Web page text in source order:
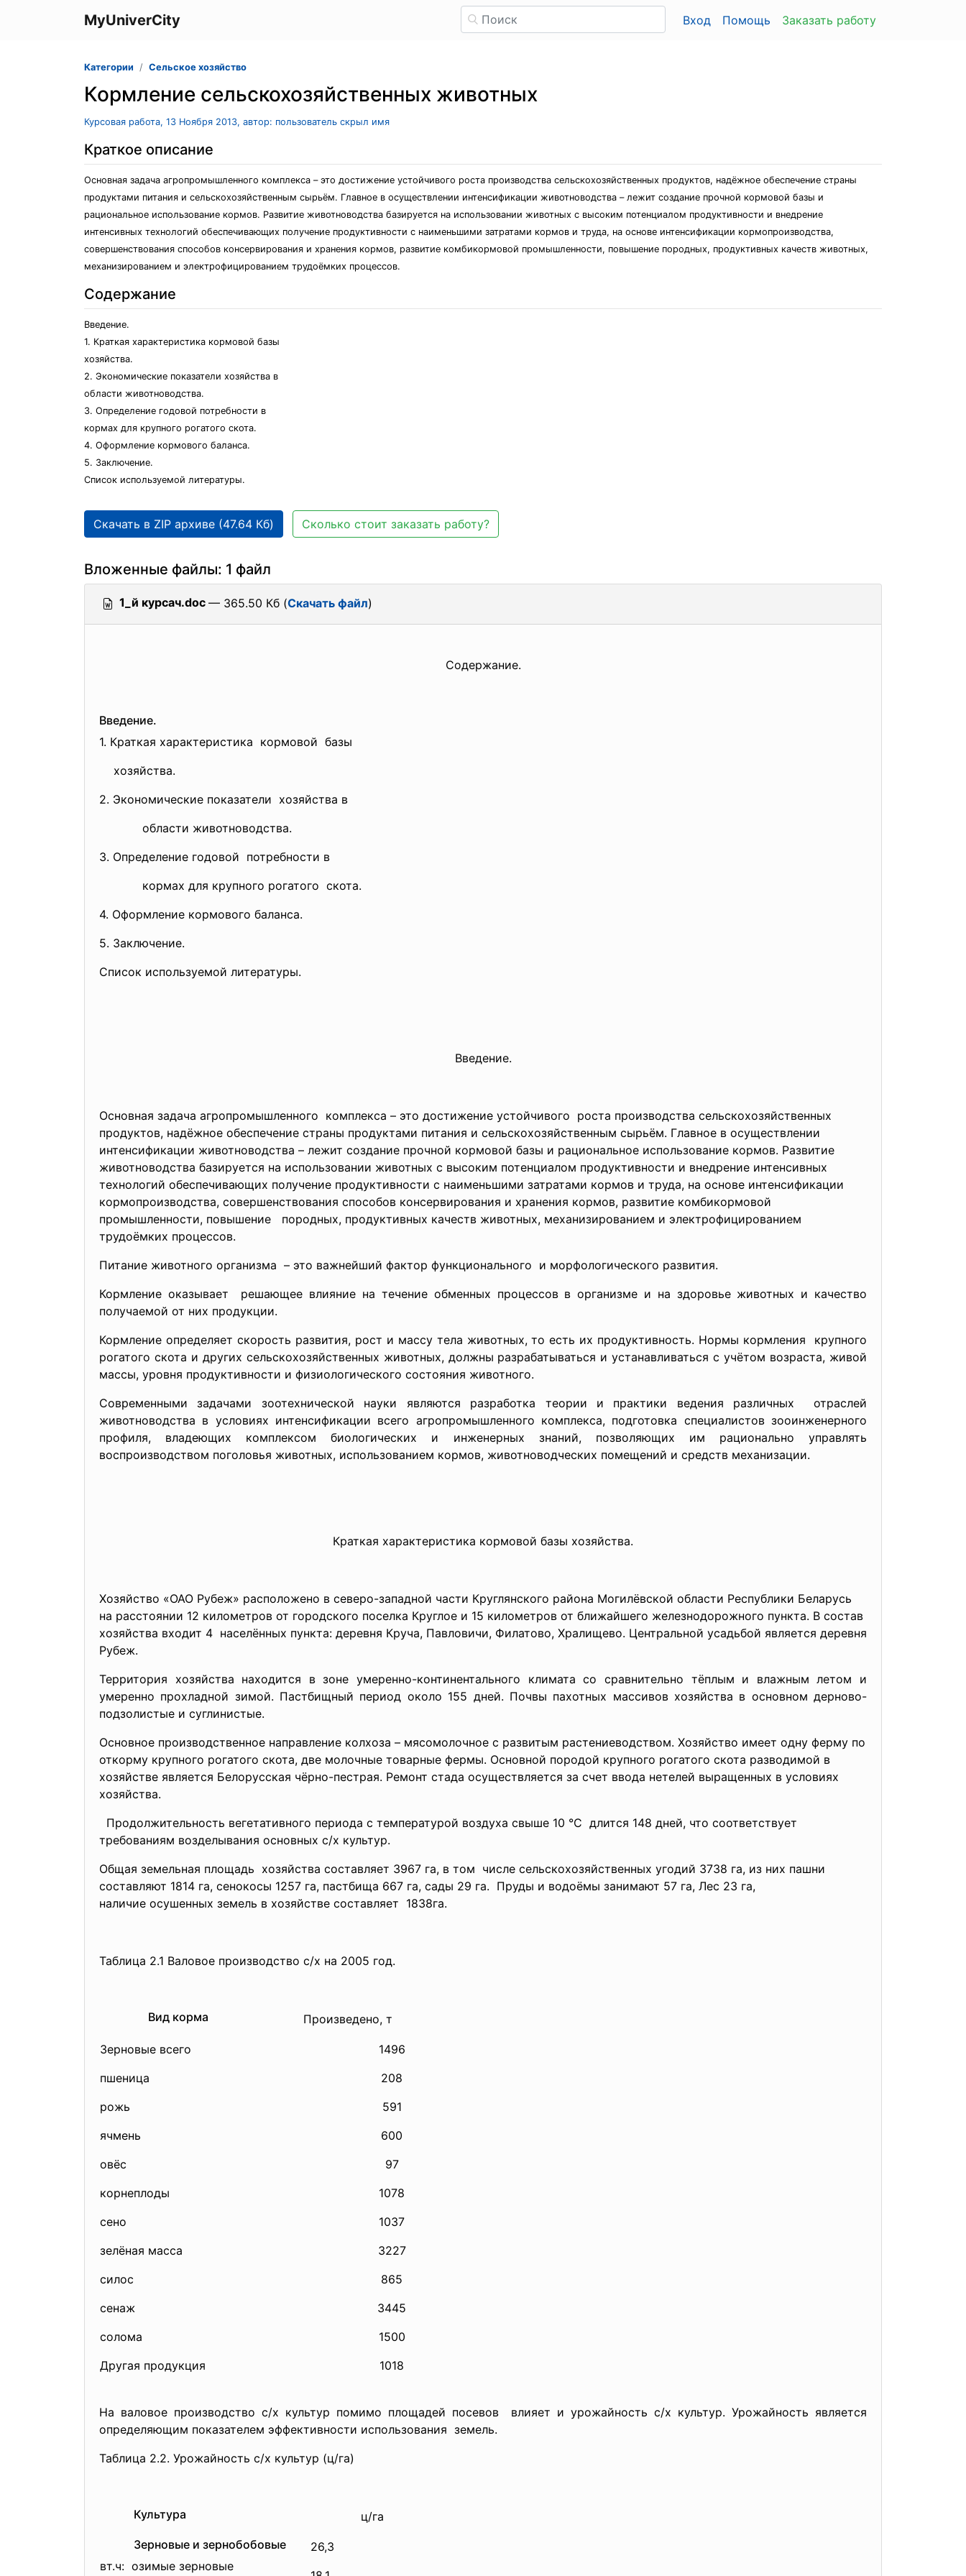
MyUniverCity Вход Помощь Заказать работу
Категории Сельское хозяйство
Кормление сельскохозяйственных животных
Курсовая работа, 13 Ноября 2013, автор: пользователь скрыл имя
Краткое описание
Основная задача агропромышленного комплекса – это достижение устойчивого роста производства сельскохозяйственных продуктов, надёжное обеспечение страны
продуктами питания и сельскохозяйственным сырьём. Главное в осуществлении интенсификации животноводства – лежит создание прочной кормовой базы и
рациональное использование кормов. Развитие животноводства базируется на использовании животных с высоким потенциалом продуктивности и внедрение
интенсивных технологий обеспечивающих получение продуктивности с наименьшими затратами кормов и труда, на основе интенсификации кормопроизводства,
совершенствования способов консервирования и хранения кормов, развитие комбикормовой промышленности, повышение породных, продуктивных качеств животных,
механизированием и электрофицированием трудоёмких процессов.
Содержание
Введение.
1. Краткая характеристика кормовой базы
хозяйства.
2. Экономические показатели хозяйства в
области животноводства.
3. Определение годовой потребности в
кормах для крупного рогатого скота.
4. Оформление кормового баланса.
5. Заключение.
Список используемой литературы.
Скачать в ZIP архиве (47.64 Кб) Сколько стоит заказать работу?
Вложенные файлы: 1 файл
1_й курсач.doc — 365.50 Кб (Скачать файл)
Содержание.
Введение.
1. Краткая характеристика кормовой базы
хозяйства.
2. Экономические показатели хозяйства в
области животноводства.
3. Определение годовой потребности в
кормах для крупного рогатого скота.
4. Оформление кормового баланса.
5. Заключение.
Список используемой литературы.
Введение.
Основная задача агропромышленного комплекса – это достижение устойчивого роста производства сельскохозяйственных
продуктов, надёжное обеспечение страны продуктами питания и сельскохозяйственным сырьём. Главное в осуществлении
интенсификации животноводства – лежит создание прочной кормовой базы и рациональное использование кормов. Развитие
животноводства базируется на использовании животных с высоким потенциалом продуктивности и внедрение интенсивных
технологий обеспечивающих получение продуктивности с наименьшими затратами кормов и труда, на основе интенсификации
кормопроизводства, совершенствования способов консервирования и хранения кормов, развитие комбикормовой
промышленности, повышение породных, продуктивных качеств животных, механизированием и электрофицированием
трудоёмких процессов.
Питание животного организма – это важнейший фактор функционального и морфологического развития.
Кормление оказывает решающее влияние на течение обменных процессов в организме и на здоровье животных и качество
получаемой от них продукции.
Кормление определяет скорость развития, рост и массу тела животных, то есть их продуктивность. Нормы кормления крупного
рогатого скота и других сельскохозяйственных животных, должны разрабатываться и устанавливаться с учётом возраста, живой
массы, уровня продуктивности и физиологического состояния животного.
Современными задачами зоотехнической науки являются разработка теории и практики ведения различных отраслей
животноводства в условиях интенсификации всего агропромышленного комплекса, подготовка специалистов зооинженерного
профиля, владеющих комплексом биологических и инженерных знаний, позволяющих им рационально управлять
воспроизводством поголовья животных, использованием кормов, животноводческих помещений и средств механизации.
Краткая характеристика кормовой базы хозяйства.
Хозяйство «ОАО Рубеж» расположено в северо-западной части Круглянского района Могилёвской области Республики Беларусь
на расстоянии 12 километров от городского поселка Круглое и 15 километров от ближайшего железнодорожного пункта. В состав
хозяйства входит 4 населённых пункта: деревня Круча, Павловичи, Филатово, Хралищево. Центральной усадьбой является деревня
Рубеж.
Территория хозяйства находится в зоне умеренно-континентального климата со сравнительно тёплым и влажным летом и
умеренно прохладной зимой. Пастбищный период около 155 дней. Почвы пахотных массивов хозяйства в основном дерново-
подзолистые и суглинистые.
Основное производственное направление колхоза – мясомолочное с развитым растениеводством. Хозяйство имеет одну ферму по
откорму крупного рогатого скота, две молочные товарные фермы. Основной породой крупного рогатого скота разводимой в
хозяйстве является Белорусская чёрно-пестрая. Ремонт стада осуществляется за счет ввода нетелей выращенных в условиях
хозяйства.
Продолжительность вегетативного периода с температурой воздуха свыше 10 °С длится 148 дней, что соответствует
требованиям возделывания основных с/х культур.
Общая земельная площадь хозяйства составляет 3967 га, в том числе сельскохозяйственных угодий 3738 га, из них пашни
составляют 1814 га, сенокосы 1257 га, пастбища 667 га, сады 29 га. Пруды и водоёмы занимают 57 га, Лес 23 га,
наличие осушенных земель в хозяйстве составляет 1838га.
Таблица 2.1 Валовое производство с/х на 2005 год.
Вид корма Произведено, т
Зерновые всего
пшеница
рожь
ячмень
овёс
корнеплоды
сено
зелёная масса
силос
сенаж
солома
Другая продукция
1496
208
591
600
97
1078
1037
3227
865
3445
1500
1018
На валовое производство с/х культур помимо площадей посевов влияет и урожайность с/х культур. Урожайность является
определяющим показателем эффективности использования земель.
Таблица 2.2. Урожайность с/х культур (ц/га)
Культура
ц/га
Зерновые и зернобобовые
вт.ч: озимые зерновые
26,3